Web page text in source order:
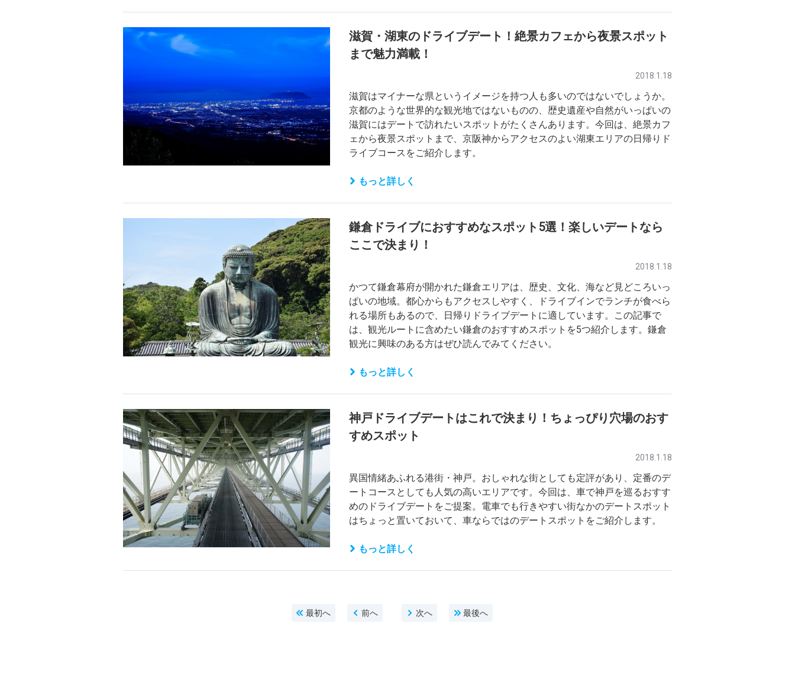
滋賀・湖東のドライブデート！絶景カフェから夜景スポット
まで魅力満載！
2018.1.18
滋賀はマイナーな県というイメージを持つ人も多いのではないでしょうか。
京都のような世界的な観光地ではないものの、歴史遺産や自然がいっぱいの
滋賀にはデートで訪れたいスポットがたくさんあります。今回は、絶景カフ
ェから夜景スポットまで、京阪神からアクセスのよい湖東エリアの日帰りド
ライブコースをご紹介します。
もっと詳しく
鎌倉ドライブにおすすめなスポット5選！楽しいデートなら
ここで決まり！
2018.1.18
かつて鎌倉幕府が開かれた鎌倉エリアは、歴史、文化、海など見どころいっ
ぱいの地域。都心からもアクセスしやすく、ドライブインでランチが食べら
れる場所もあるので、日帰りドライブデートに適しています。この記事で
は、観光ルートに含めたい鎌倉のおすすめスポットを5つ紹介します。鎌倉
観光に興味のある方はぜひ読んでみてください。
もっと詳しく
神戸ドライブデートはこれで決まり！ちょっぴり穴場のおす
すめスポット
2018.1.18
異国情緒あふれる港街・神戸。おしゃれな街としても定評があり、定番のデ
ートコースとしても人気の高いエリアです。今回は、車で神戸を巡るおすす
めのドライブデートをご提案。電車でも行きやすい街なかのデートスポット
はちょっと置いておいて、車ならではのデートスポットをご紹介します。
もっと詳しく
最初へ 前へ 次へ 最後へ